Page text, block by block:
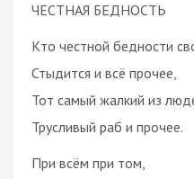
ЧЕСТНАЯ БЕДНОСТЬ
Кто честной бедности
Стыдится и всё прочее,
Тот самый жалкий из
Трусливый раб и прочее.
При всём при том,